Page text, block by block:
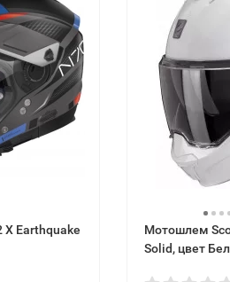
Earthquake
Мотошлем
Solid, цвет